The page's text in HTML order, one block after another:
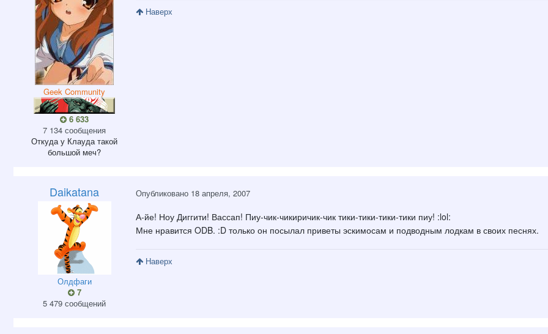
Geek Community
6 633
7 134 сообщения
Откудау Клауда такой
большой меч?
Наверх
Daikatana
Олдфаги
7
5 479 сообщений
Опубликовано 18 апреля, 2007
А-йе! Ноу Диггити! Вассап! Пиу-чик-чикиричик-чик тики-тики-тики-тики пиу! :lol:
Мне нравится ODB. :D только он посылал приветы эскимосам и подводным лодкам в своих песнях.
Наверх